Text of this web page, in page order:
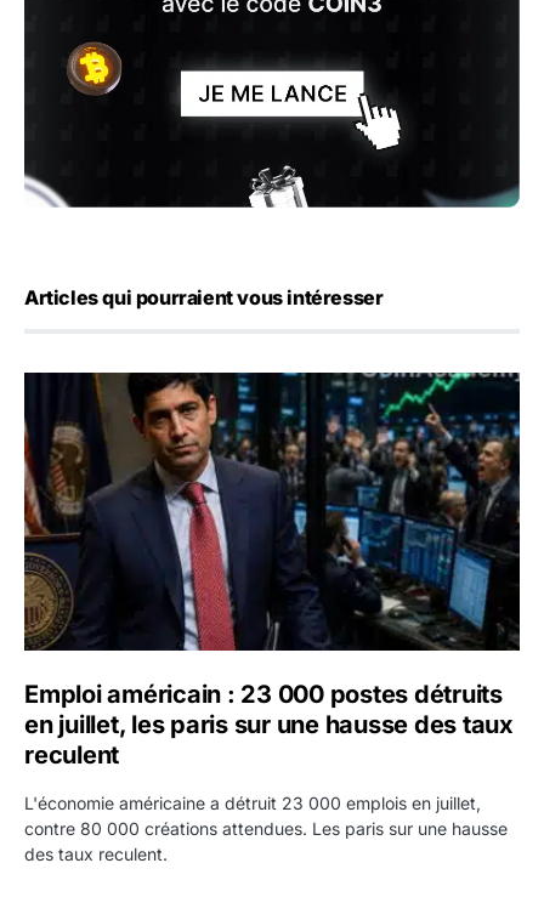
Articles qui pourraient vous intéresser
Emploi américain : 23 000 postes détruits en juillet, les
Emploi américain : 23 000 postes détruits
en juillet, les paris sur une hausse des taux
reculent
L'économie américaine a détruit 23 000 emplois en juillet,
contre 80 000 créations attendues. Les paris sur une hausse
des taux reculent.